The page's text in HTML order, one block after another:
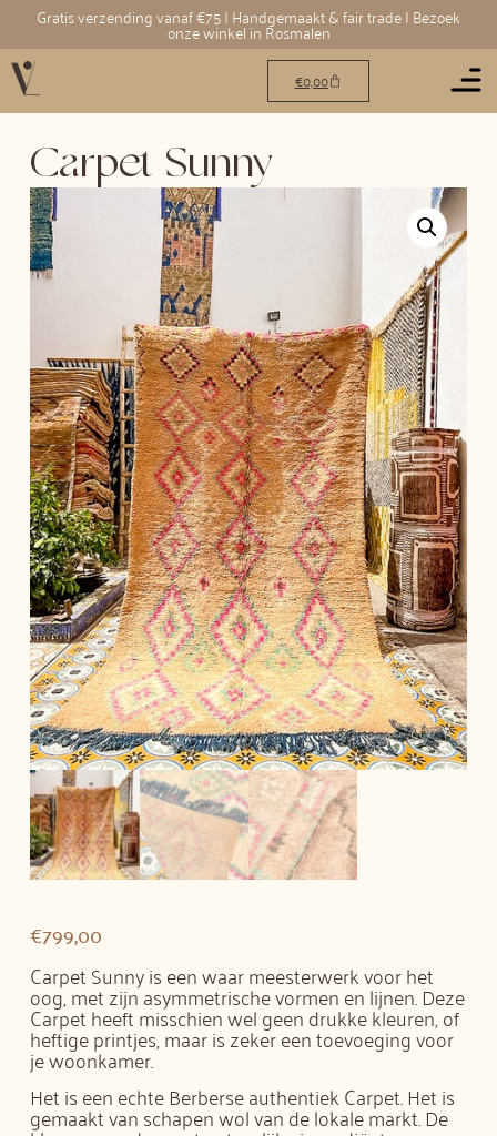
Gratis verzending vanaf €75 | Handgemaakt & fair trade | Bezoek
onze winkel in Rosmalen
€0,00
Carpet Sunny
€799,00
Carpet Sunny is een waar meesterwerk voor het
oog, met zijn asymmetrische vormen en lijnen. Deze
Carpet heeft misschien wel geen drukke kleuren, of
heftige printjes, maar is zeker een toevoeging voor
je woonkamer.
Het is een echte Berberse authentiek Carpet. Het is
gemaakt van schapen wol van de lokale markt. De